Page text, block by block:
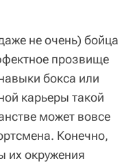
не очень) бойца
прозвище
бокса или
карьеры такой
может вовсе
Конечно,
их окружения